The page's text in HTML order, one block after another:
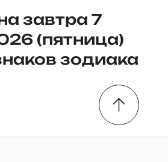
завтра 7
(пятница)
зодиака